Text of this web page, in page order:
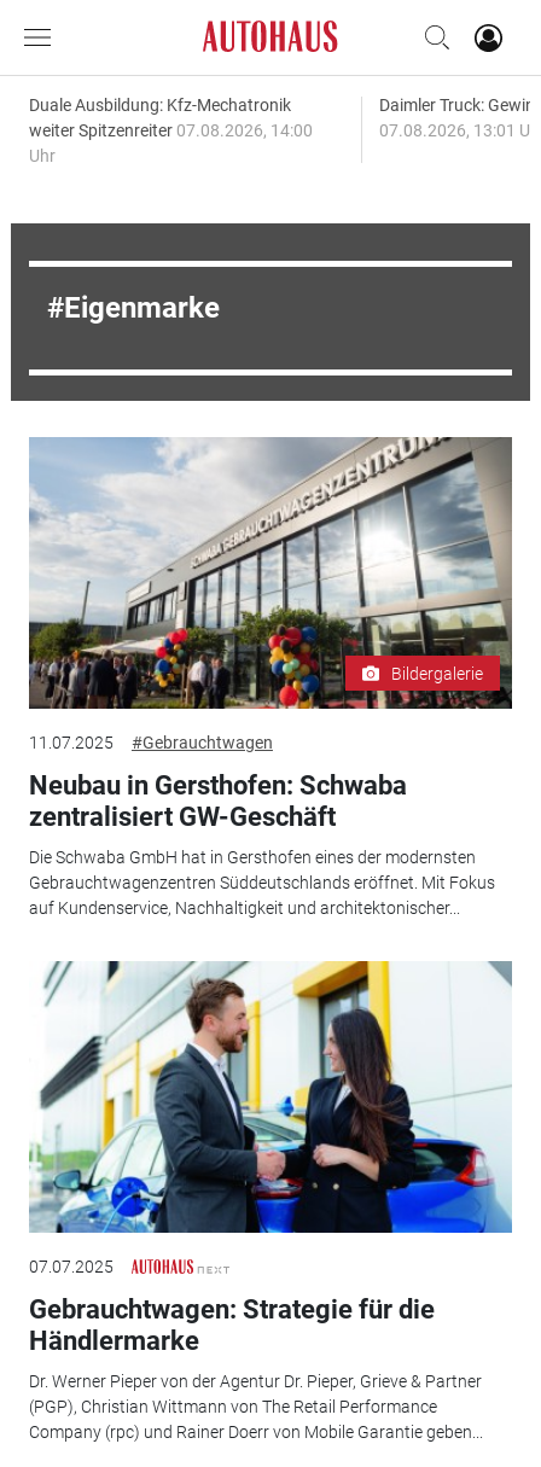
Duale Ausbildung: Kfz-Mechatronik
weiter Spitzenreiter 07.08.2026, 14:00
Uhr
Daimler Truck:
07.08.2026, 13:01
Eigenmarke
Bildergalerie
11.07.2025 #Gebrauchtwagen
Neubau in Gersthofen: Schwaba
zentralisiert GW-Geschäft
Die Schwaba GmbH hat in Gersthofen eines der modernsten
Gebrauchtwagenzentren Süddeutschlands eröffnet. Mit Fokus
auf Kundenservice, Nachhaltigkeit und architektonischer...
07.07.2025
Gebrauchtwagen: Strategie für die
Händlermarke
Dr. Werner Pieper von der Agentur Dr. Pieper, Grieve & Partner
(PGP), Christian Wittmann von The Retail Performance
Company (rpc) und Rainer Doerr von Mobile Garantie geben...